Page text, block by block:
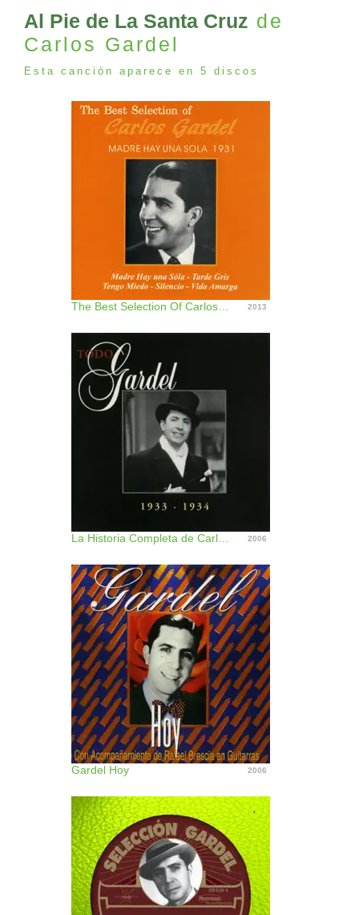
Al Pie de La Santa Cruz de
Carlos Gardel
Esta canción aparece en 5 discos
2013
2006
Gardel Hoy 2006